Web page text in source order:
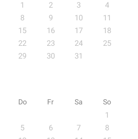
1 2 3
4
8 9 10
11
15 16 17
18
22 23 24
25
29 30 31
Do Fr Sa So
1
5 6 7
8